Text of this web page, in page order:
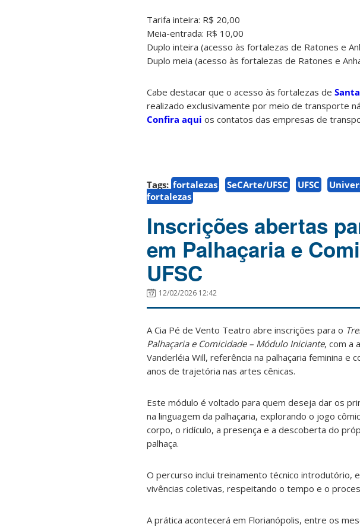
Tarifa inteira: R$ 20,00
Meia-entrada: R$ 10,00
Duplo inteira (acesso às fortalezas de Ratones e
Duplo meia (acesso às fortalezas de Ratones e
Cabe destacar que o acesso às fortalezas de
realizado exclusivamente por meio de transporte
Confira aqui os contatos das empresas de
Tags: fortalezas SeCArte/UFSC UFSC
fortalezas
Inscrições abertas
em Palhaçaria e
UFSC
12/02/2026 12:42
A Cia Pé de Vento Teatro abre inscrições para o
Palhaçaria e Comicidade – Módulo Iniciante, com a
Vanderléia Will, referência na palhaçaria feminina e
anos de trajetória nas artes cênicas.
Este módulo é voltado para quem deseja dar os
na linguagem da palhaçaria, explorando o jogo
corpo, o ridículo, a presença e a descoberta do
palhaça.
O percurso inclui treinamento técnico introdutório,
vivências coletivas, respeitando o tempo e o
A prática acontecerá em Florianópolis, entre os